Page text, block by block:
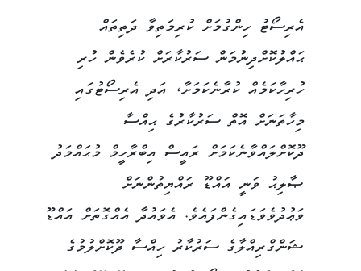
އެރިސޯޓު ހިންގުމަށް ކުރިމަތިވާ ދަތިތައް
ޙައްލުކޮށްދިނުމަން ސަރުކާރަށް ކުރެވެން ހުރި
ހުރިހާކަމެއް ކުރާނެކަމަށާ، އަދި އެރިސޯޓުގައި
މިހާތަނަށް އޮތް ސަރުކާރުގެ ޙިއްސާ
ދޫކޮށްލައްވާނެކަމަށް ރައީސް އިބްރާހީމް މުޙައްމަދު
ޞާލިޙު ވަނީ އައްޑޫ ރައްޔިތުންނަށް
ވަޢުދުވެވަޑައިގެންފައެވެ. އެވައުދާ އެއްގޮތަށް އައްޑޫ
ޝަންގްރިއްލާގެ ސަރުކާރު ހިއްސާ ދޫކޮށްލުމުގެ